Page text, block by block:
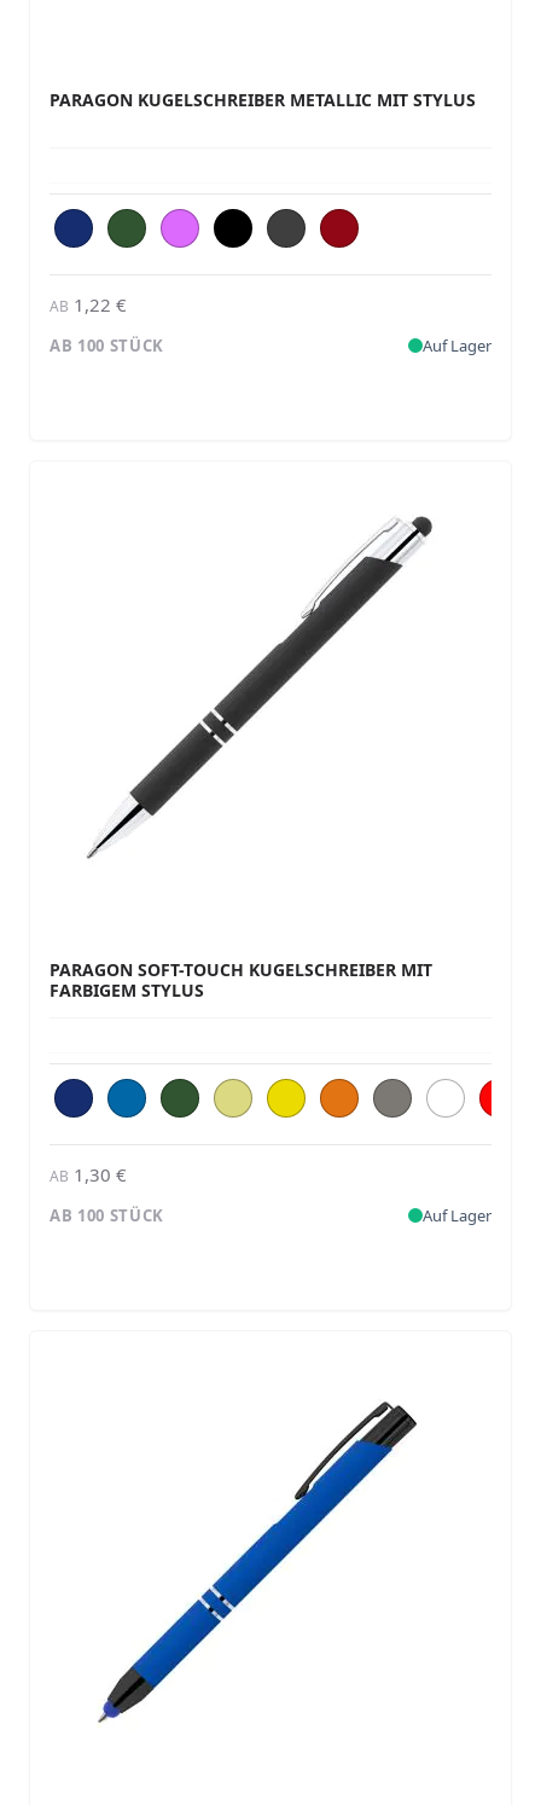
PARAGON KUGELSCHREIBER METALLIC MIT STYLUS
AB 1,22 €
AB 100 STÜCK Auf Lager
PARAGON SOFT-TOUCH KUGELSCHREIBER MIT
FARBIGEM STYLUS
AB 1,30 €
AB 100 STÜCK Auf Lager